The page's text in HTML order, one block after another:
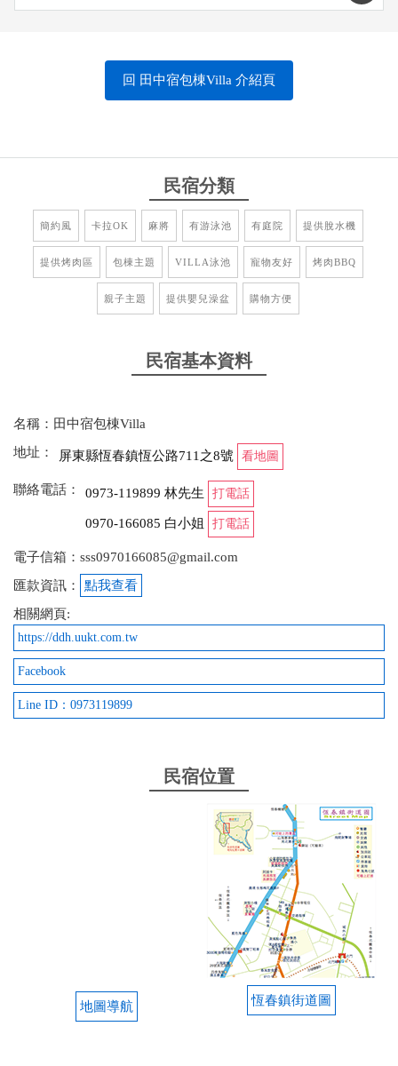
電有任何狀況，請聯絡管家或訂房人員，我們將儘快為您修
【延期與退費說明】
※匯款後若因故欲更改日期，請於14日前通知，可保留房間三
所在地政府發佈停止上班上課，方可擇期入住。
回 田中宿包棟Villa 介紹頁
民宿分類
簡約風 卡拉OK 麻將 有游泳池 有庭院 提供脫水機
提供烤肉區 包棟主題 VILLA泳池 寵物友好 烤肉BBQ
親子主題 提供嬰兒澡盆 購物方便
民宿基本資料
名稱：田中宿包棟Villa
地址：
屏東縣恆春鎮恆公路711之8號 看地圖
聯絡電話： 0973-119899 林先生 打電話
0970-166085 白小姐 打電話
電子信箱：sss0970166085@gmail.com
匯款資訊：
點我查看
相關網頁:
https://ddh.uukt.com.tw
Facebook
Line ID：0973119899
民宿位置
地圖導航 恆春鎮街道圖